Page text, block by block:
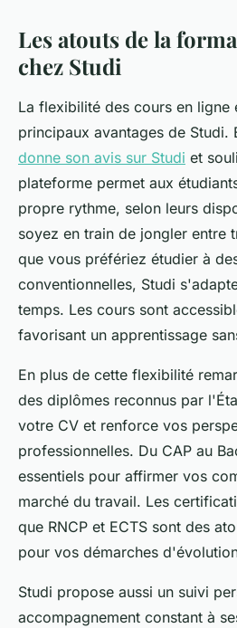
Les atouts de la
chez Studi
La flexibilité des cours en ligne
principaux avantages de Studi.
donne son avis sur Studi et
plateforme permet aux
propre rythme, selon leurs
soyez en train de jongler entre
que vous préfériez étudier à
conventionnelles, Studi
temps. Les cours sont
favorisant un apprentissage
En plus de cette flexibilité
des diplômes reconnus par
votre CV et renforce vos
professionnelles. Du CAP au
essentiels pour affirmer vos
marché du travail. Les
que RNCP et ECTS sont des
pour vos démarches
Studi propose aussi un suivi
accompagnement constant à